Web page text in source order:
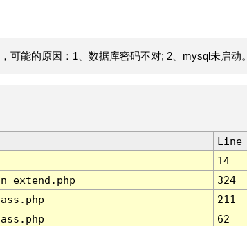
可能的原因：1、数据库密码不对; 2、mysql未启动。
Line
14
324
211
62